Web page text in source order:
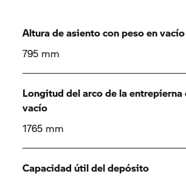
Altura de asiento con peso en
795 mm
Longitud del arco de la entrepierna
vacío
1765 mm
Capacidad útil del depósito